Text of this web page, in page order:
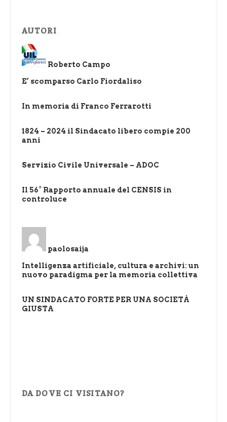
AUTORI
Roberto Campo
E’ scomparso Carlo Fiordaliso
In memoria di Franco Ferrarotti
1824 – 2024 il Sindacato libero compie 200
anni
Servizio Civile Universale – ADOC
Il 56° Rapporto annuale del CENSIS in
controluce
paolosaija
Intelligenza artificiale, cultura e archivi: un
nuovo paradigma per la memoria collettiva
UN SINDACATO FORTE PER UNA SOCIETÀ
GIUSTA
DA DOVE CI VISITANO?